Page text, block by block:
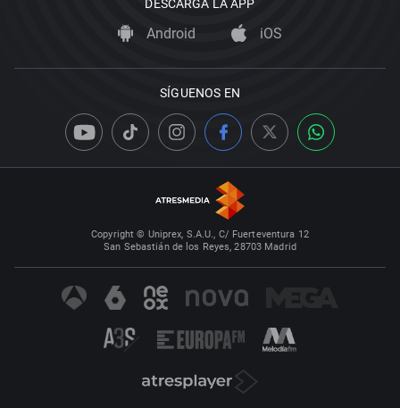
DESCARGA LA APP
Android iOS
SÍGUENOS EN
Copyright © Uniprex, S.A.U., C/ Fuerteventura 12
San Sebastián de los Reyes, 28703 Madrid